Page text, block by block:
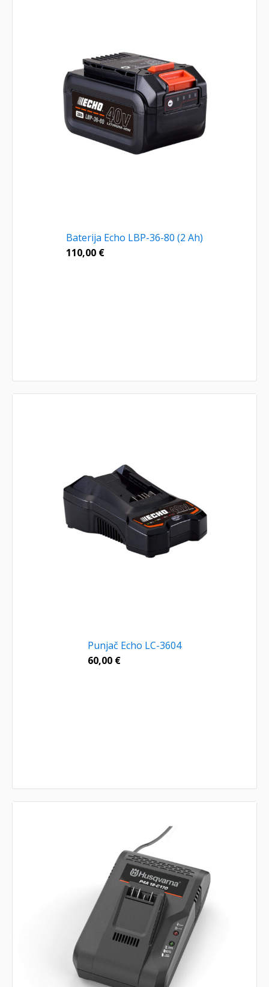
Baterija Echo LBP-36-80 (2 Ah)
110,00 €
Punjač Echo LC-3604
60,00 €